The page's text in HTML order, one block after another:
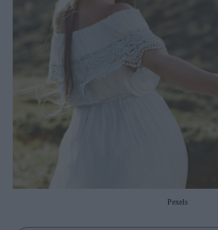
Woman Power
Parenting
Working Girl
Real Women
Πρόσωπα
Pexels